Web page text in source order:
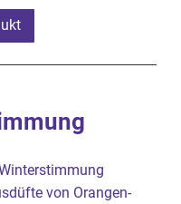
von Orangen-